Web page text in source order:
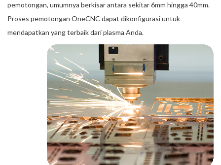
pemotongan, umumnya berkisar antara sekitar 6mm hingga 40mm.
Proses pemotongan OneCNC dapat dikonfigurasi untuk
mendapatkan yang terbaik dari plasma Anda.